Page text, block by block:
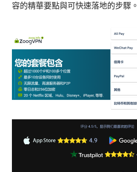
容的精華要點與可快速落地的步驟。